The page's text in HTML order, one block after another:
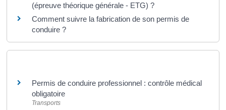
(épreuve théorique générale - ETG) ?
Comment suivre la fabrication de son permis de
conduire ?
Permis de conduire professionnel : contrôle médical
obligatoire
Transports